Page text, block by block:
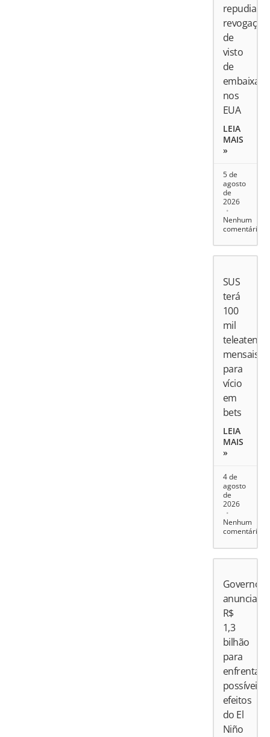
repudia
revogação
de
visto
de
nos
EUA
LEIA
MAIS
»
5 de
agosto
de
2026
Nenhum
comentário
SUS
terá
100
mil
mensais
para
vício
em
bets
LEIA
MAIS
»
4 de
agosto
de
2026
Nenhum
comentário
Governo
anuncia
R$
1,3
bilhão
para
enfrentar
possíveis
efeitos
do El
Niño